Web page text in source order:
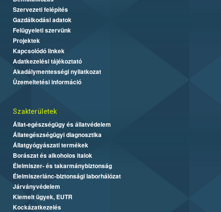
Szervezeti felépítés
Gazdálkodási adatok
Felügyeleti szervünk
Projektek
Kapcsolódó linkek
Adatkezelési tájékoztató
Akadálymentességi nyilatkozat
Üzemeltetési információ
Szakterületek
Állat-egészségügy és állatvédelem
Állategészségügyi diagnosztika
Állatgyógyászati termékek
Borászat és alkoholos italok
Élelmiszer- és takarmánybiztonság
Élelmiszerlánc-biztonsági laborhálózat
Járványvédelem
Kiemelt ügyek, EUTR
Kockázatkezelés